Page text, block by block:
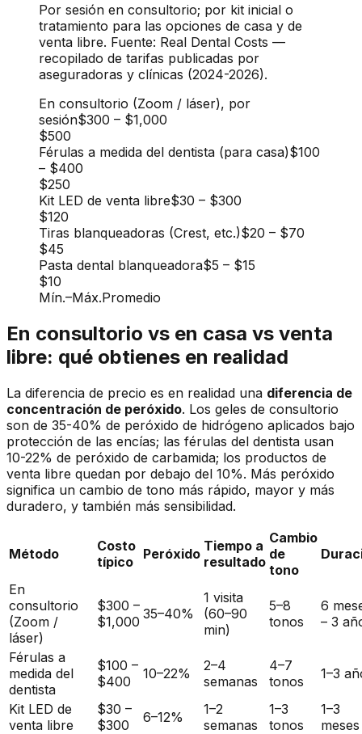
Por sesión en consultorio; por kit inicial o
tratamiento para las opciones de casa y de
venta libre. Fuente: Real Dental Costs —
recopilado de tarifas publicadas por
aseguradoras y clínicas (2024-2026).
En consultorio (Zoom / láser), por
sesión$300 – $1,000
$500
Férulas a medida del dentista (para casa)$100
– $400
$250
Kit LED de venta libre$30 – $300
$120
Tiras blanqueadoras (Crest, etc.)$20 – $70
$45
Pasta dental blanqueadora$5 – $15
$10
Mín.–Máx.Promedio
En consultorio vs en casa vs venta
libre: qué obtienes en realidad
La diferencia de precio es en realidad una diferencia de
concentración de peróxido. Los geles de consultorio
son de 35-40% de peróxido de hidrógeno aplicados bajo
protección de las encías; las férulas del dentista usan
10-22% de peróxido de carbamida; los productos de
venta libre quedan por debajo del 10%. Más peróxido
significa un cambio de tono más rápido, mayor y más
duradero, y también más sensibilidad.
Método
Costo
típico
Peróxido Tiempo a
resultado
Cambio
de
tono
En
consultorio
(Zoom /
láser)
$300 –
$1,000 35–40%
1 visita
(60–90
min)
5–8
tonos
6
– 3
Férulas a
medida del
dentista
$100 –
$400
10–22%
2–4
semanas
4–7
tonos
1–3
Kit LED de
venta libre
$30 –
$300
6–12%
1–2
semanas
1–3
tonos
1–3
meses